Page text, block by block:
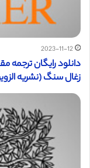
2023-11-12
دانلود رایگان ترجمه
زغال سنگ (نشریه الزویر